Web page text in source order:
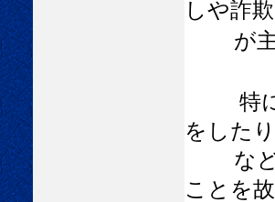
しや詐
が主
特
をした
などの
ことを